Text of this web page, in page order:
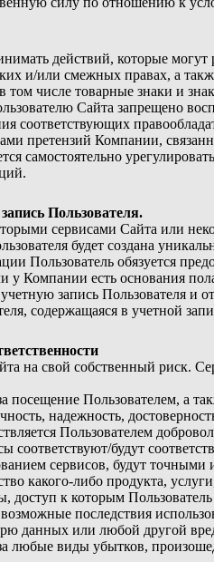
действий, которые
и/или смежных правах, а
числе товарные знаки и
Сайта запрещено
соответствующих
претензий Компании,
самостоятельно
Пользователя.
сервисами Сайта или
будет создана
Пользователь обязуется
Компании есть основания
запись Пользователя и
содержащаяся в учетной
на свой собственный риск.
посещение Пользователем, а
надежность,
Пользователем
соответствуют/будут
сервисов, будут
какого-либо продукта,
к которым Пользователь
возможные последствия
данных или любой другой
любые виды убытков,